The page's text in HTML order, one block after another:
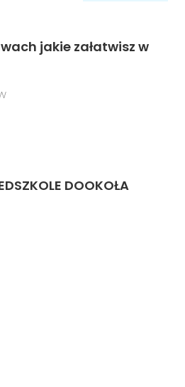
jakie załatwisz w
DOOKOŁA